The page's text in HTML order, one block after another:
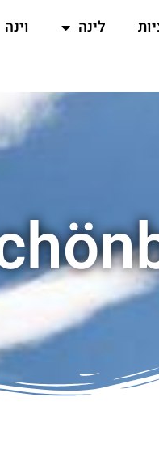
לינה
וינה